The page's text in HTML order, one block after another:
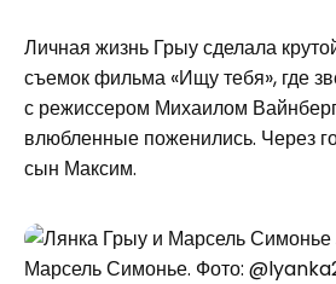
Личная жизнь Грыу сделала
съемок фильма «Ищу тебя», где
с режиссером Михаилом
влюбленные поженились. Через
сын Максим.
Марсель Симонье. Фото: